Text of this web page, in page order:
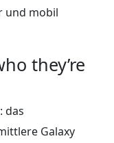
und mobil
they’re
das
Galaxy